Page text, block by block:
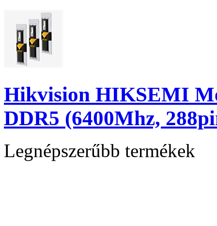
Hikvision HIKSEMI
DDR5 (6400Mhz,
Legnépszerűbb termékek